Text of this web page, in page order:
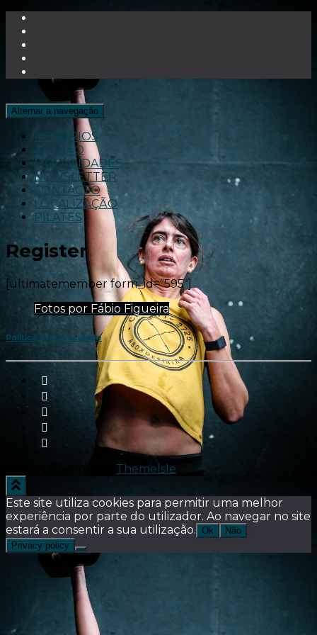
Alternar a navegação
HORÁRIOS
ADESÃO
MODALIDADES
NEWSLETTER
CONTACTO
LOCALIZAÇÃO
PILATES
Register
[ultimatemember form_id=”595″]
Fotos por Fábio Figueira
Política de Privacidade
ThemeIsle
Este site utiliza cookies para permitir uma melhor
experiência por parte do utilizador. Ao navegar no site
estará a consentir a sua utilização. Ok
Não
Privacy policy